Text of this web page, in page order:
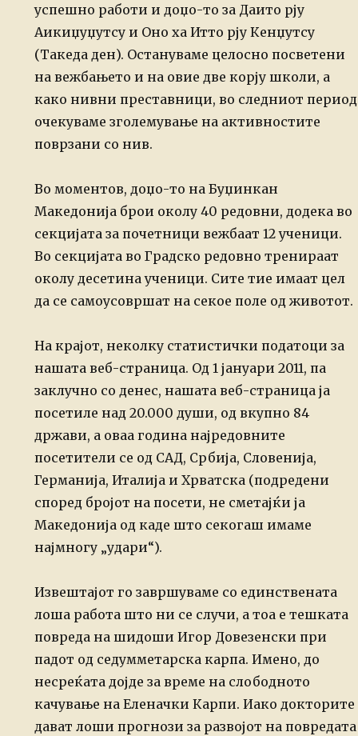
успешно работи и доџо-то за Даито рју
Аикиџуџутсу и Оно ха Итто рју Кенџутсу
(Такеда ден). Остануваме целосно посветени
на вежбањето и на овие две корјушколи, а
како нивни преставници, во следниот период
очекуваме зголемување на активностите
поврзани со нив.
Во моментов, доџо-то на Буџинкан
Македонија брои околу 40 редовни, додека во
секцијата за почетници вежбаат 12 ученици.
Во секцијата во Градско редовно тренираат
околу десетина ученици. Сите тие имаат цел
да се самоусовршат на секое поле од животот.
На крајот, неколку статистички податоци за
нашата веб-страница. Од 1 јануари 2011, па
заклучно со денес, нашата веб-страница ја
посетиле над 20.000 души, од вкупно 84
држави, а оваа година најредовните
посетители се од САД, Србија, Словенија,
Германија, Италија и Хрватска (подредени
според бројот на посети, не сметајќи ја
Македонија од каде што секогаш имаме
најмногу „удари“).
Извештајот го завршуваме со единствената
лоша работа што ни се случи, а тоа е тешката
повреда на шидоши Игор Довезенски при
падот од седумметарска карпа. Имено, до
несреќата дојде за време на слободното
качување на Еленачки Карпи. Иако докторите
дават лоши прогнози за развојот на повредата